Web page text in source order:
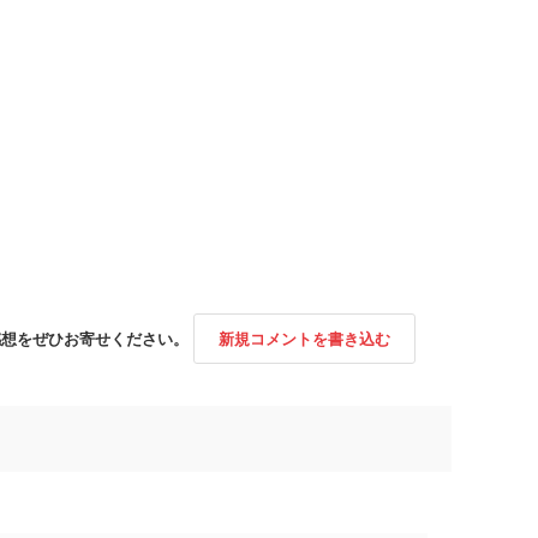
をぜひお寄せください。 新規コメントを書き込む